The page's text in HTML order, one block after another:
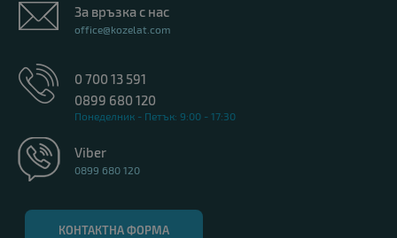
За връзка с нас
office@kozelat.com
0 700 13 591
0899 680 120
Понеделник - Петък: 9:00 - 17:30
Viber
0899 680 120
КОНТАКТНА ФОРМА